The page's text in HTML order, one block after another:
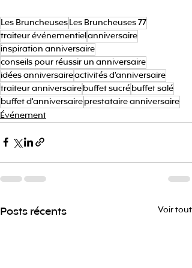
Les BruncheusesLes Bruncheuses 77
traiteur événementielanniversaire
inspiration anniversaire
conseils pour réussir un anniversaire
idées anniversaireactivités d'anniversaire
traiteur anniversairebuffet sucrébuffet salé
buffet d'anniversaireprestataire anniversaire
Événement
Posts récents Voir tout